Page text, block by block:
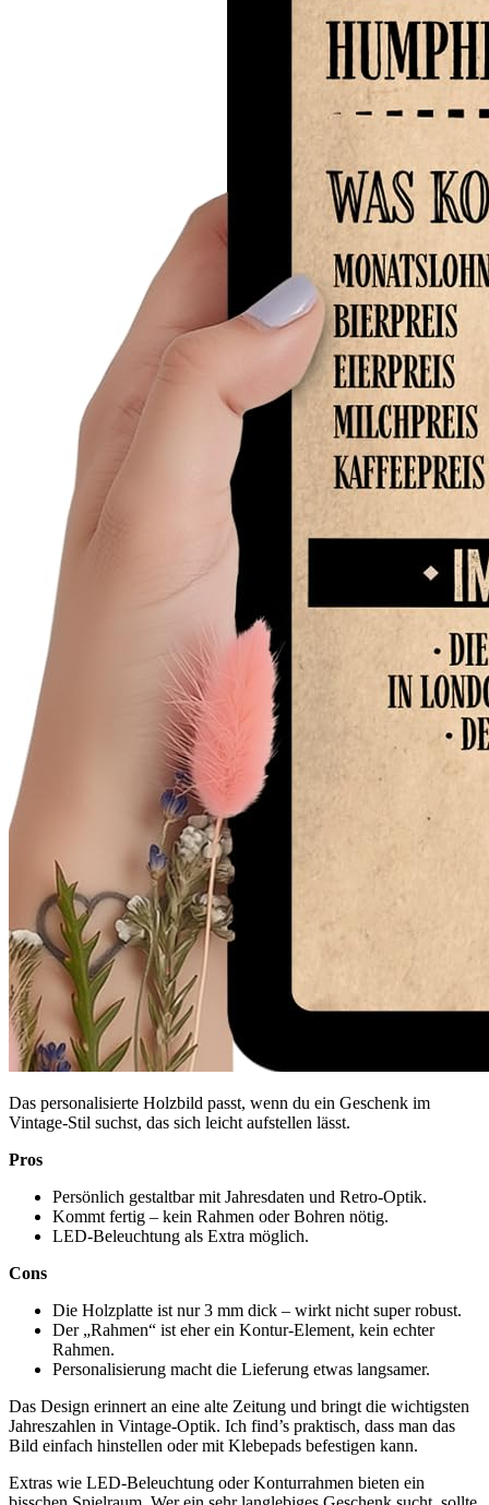
Das personalisierte Holzbild passt, wenn du ein Geschenk im
Vintage-Stil suchst, das sich leicht aufstellen lässt.
Pros
Persönlich gestaltbar mit Jahresdaten und Retro-Optik.
Kommt fertig – kein Rahmen oder Bohren nötig.
LED-Beleuchtung als Extra möglich.
Cons
Die Holzplatte ist nur 3 mm dick – wirkt nicht super robust.
Der „Rahmen“ ist eher ein Kontur-Element, kein echter
Rahmen.
Personalisierung macht die Lieferung etwas langsamer.
Das Design erinnert an eine alte Zeitung und bringt die wichtigsten
Jahreszahlen in Vintage-Optik. Ich find’s praktisch, dass man das
Bild einfach hinstellen oder mit Klebepads befestigen kann.
Extras wie LED-Beleuchtung oder Konturrahmen bieten ein